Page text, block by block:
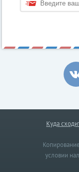
Куда
условии